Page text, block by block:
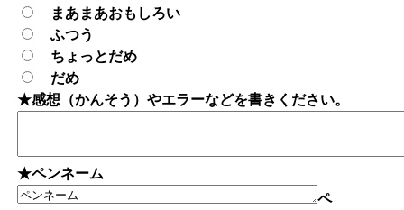
まあまあおもしろい
ふつう
ちょっとだめ
だめ
★感想（かんそう）やエラーなどを書きください。
★ペンネーム
ペ